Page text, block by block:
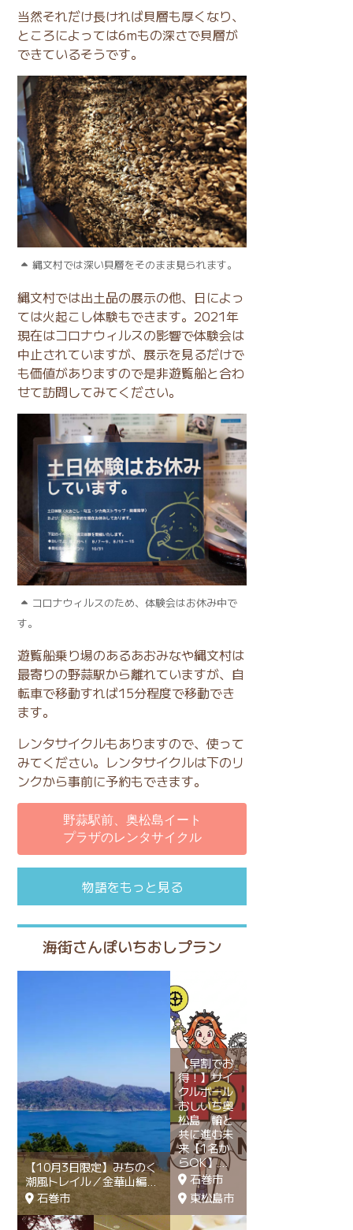
当然それだけ長ければ貝層も厚くなり、
ところによっては6mもの深さで貝層が
できているそうです。
縄文村では深い貝層をそのまま見られます。
縄文村では出土品の展示の他、日によっ
ては火起こし体験もできます。2021年
現在はコロナウィルスの影響で体験会は
中止されていますが、展示を見るだけで
も価値がありますので是非遊覧船と合わ
せて訪問してみてください。
コロナウィルスのため、体験会はお休み中で
す。
遊覧船乗り場のあるあおみなや縄文村は
最寄りの野蒜駅から離れていますが、自
転車で移動すれば15分程度で移動でき
ます。
レンタサイクルもありますので、使って
みてください。レンタサイクルは下のリ
ンクから事前に予約もできます。
野蒜駅前、奥松島イート
プラザのレンタサイクル
物語をもっと見る
海街さんぽいちおしプラン
【10月3日限定】みちのく
潮風トレイル／金華山編
石巻市
【早割でお
得！】サイ
クルボール
おしいち奥
松島 輪と
共に進む未
来【1名か
らOK】
石巻市
東松島市